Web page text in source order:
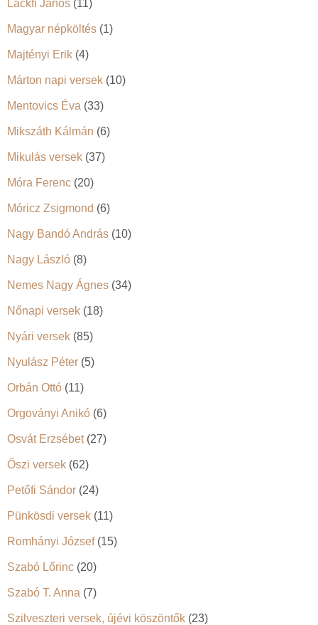
Lackfi János (11)
Magyar népköltés (1)
Majtényi Erik (4)
Márton napi versek (10)
Mentovics Éva (33)
Mikszáth Kálmán (6)
Mikulás versek (37)
Móra Ferenc (20)
Móricz Zsigmond (6)
Nagy Bandó András (10)
Nagy László (8)
Nemes Nagy Ágnes (34)
Nőnapi versek (18)
Nyári versek (85)
Nyulász Péter (5)
Orbán Ottó (11)
Orgoványi Anikó (6)
Osvát Erzsébet(27)
Őszi versek (62)
Petőfi Sándor (24)
Pünkösdi versek (11)
Romhányi József(15)
Szabó Lőrinc (20)
Szabó T. Anna (7)
Szilveszteri versek, újévi köszöntők (23)